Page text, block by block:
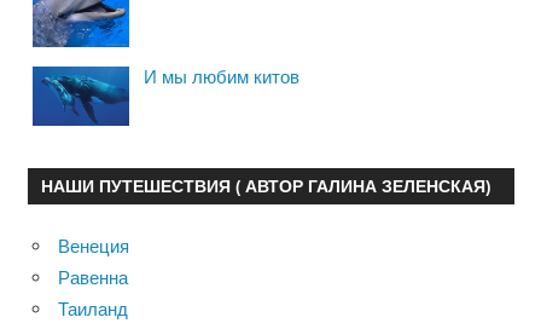
И мы любим китов
НАШИ ПУТЕШЕСТВИЯ ( АВТОР ГАЛИНА ЗЕЛЕНСКАЯ)
Венеция
Равенна
Таиланд